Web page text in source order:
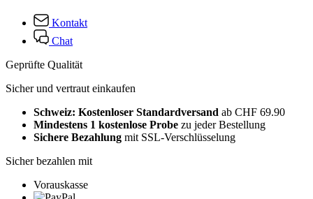
Kontakt
Chat
Geprüfte Qualität
Sicher und vertraut einkaufen
Schweiz: Kostenloser Standardversand ab CHF 69.90
Mindestens 1 kostenlose Probe zu jeder Bestellung
Sichere Bezahlung mit SSL-Verschlüsselung
Sicher bezahlen mit
Vorauskasse